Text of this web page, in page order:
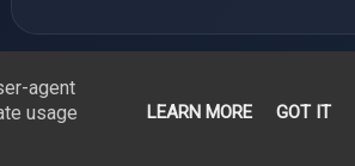
agent
usage
LEARN MORE GOT IT